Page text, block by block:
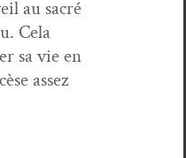
au sacré
Cela
sa vie en
assez